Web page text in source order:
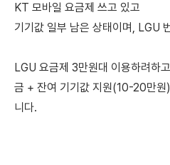
KT 모바일 요금제 쓰고 있고
기기값 일부 남은 상태이며, LGU
LGU 요금제 3만원대 이용하려하
금 + 잔여 기기값 지원(10-20만원
니다.